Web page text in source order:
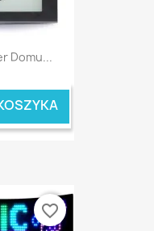
Domu...
favorite_border